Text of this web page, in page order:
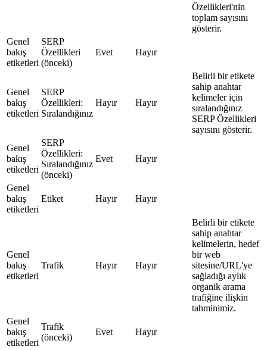
Özellikleri'nin
toplam sayısını
gösterir.
Genel
bakış
etiketleri
SERP
Özellikleri
(önceki)
Evet Hayır
Genel
bakış
etiketleri
SERP
Özellikleri:
Sıralandığınız
Hayır Hayır
Belirli bir etikete
sahip anahtar
kelimeler için
sıralandığınız
SERP Özellikleri
sayısını gösterir.
Genel
bakış
etiketleri
SERP
Özellikleri:
Sıralandığınız
(önceki)
Evet Hayır
Genel
bakış
etiketleri
Etiket Hayır Hayır
Genel
bakış
etiketleri
Trafik Hayır Hayır
Belirli bir etikete
sahip anahtar
kelimelerin, hedef
bir web
sitesine/URL'ye
sağladığı aylık
organik arama
trafiğine ilişkin
tahminimiz.
Genel
bakış
etiketleri
Trafik
(önceki)
Evet Hayır